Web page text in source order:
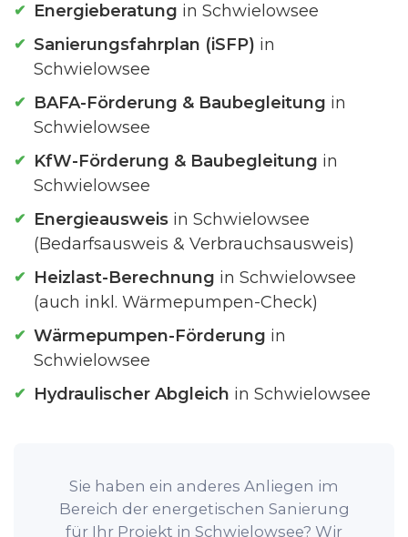
Energieberatung in Schwielowsee
Sanierungsfahrplan (iSFP) in
Schwielowsee
BAFA-Förderung & Baubegleitung in
Schwielowsee
KfW-Förderung & Baubegleitung in
Schwielowsee
Energieausweis in Schwielowsee
(Bedarfsausweis & Verbrauchsausweis)
Heizlast-Berechnung in Schwielowsee
(auch inkl. Wärmepumpen-Check)
Wärmepumpen-Förderung in
Schwielowsee
Hydraulischer Abgleich in Schwielowsee
Sie haben ein anderes Anliegen im
Bereich der energetischen Sanierung
für Ihr Projekt in Schwielowsee? Wir